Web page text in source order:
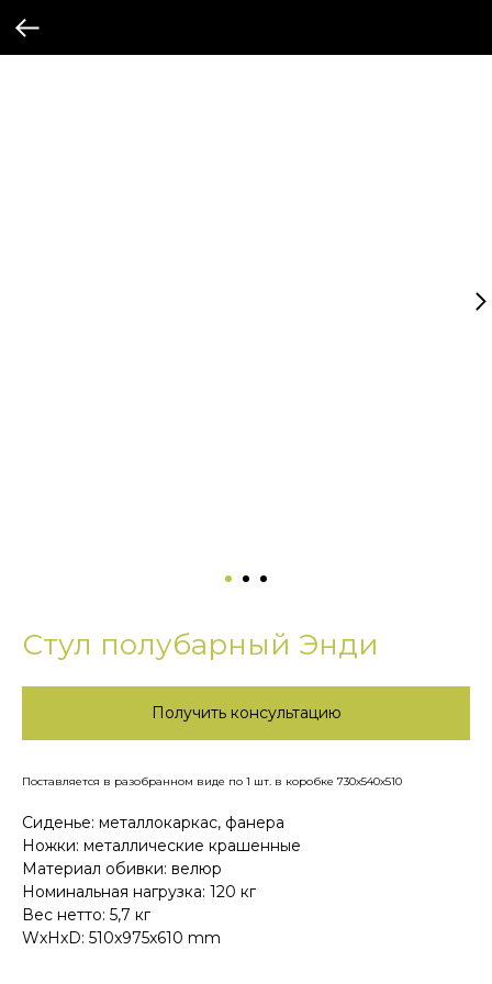
Стул полубарный Энди
Получить консультацию
Поставляется в разобранном виде по 1 шт. в коробке 730х540х510
Сиденье: металлокаркас, фанера
Ножки: металлические крашенные
Материал обивки: велюр
Номинальная нагрузка: 120 кг
Вес нетто: 5,7 кг
WxHxD: 510x975x610 mm